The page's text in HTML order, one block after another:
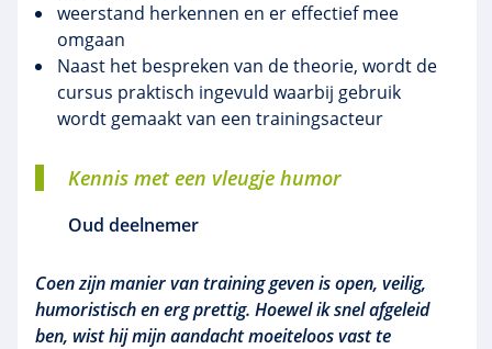
weerstand herkennen en er effectief mee
omgaan
Naast het bespreken van de theorie, wordt de
cursus praktisch ingevuld waarbij gebruik
wordt gemaakt van een trainingsacteur
Kennis met een vleugje humor
Oud deelnemer
Coen zijn manier van training geven is open, veilig,
humoristisch en erg prettig. Hoewel ik snel afgeleid
ben, wist hij mijn aandacht moeiteloos vast te